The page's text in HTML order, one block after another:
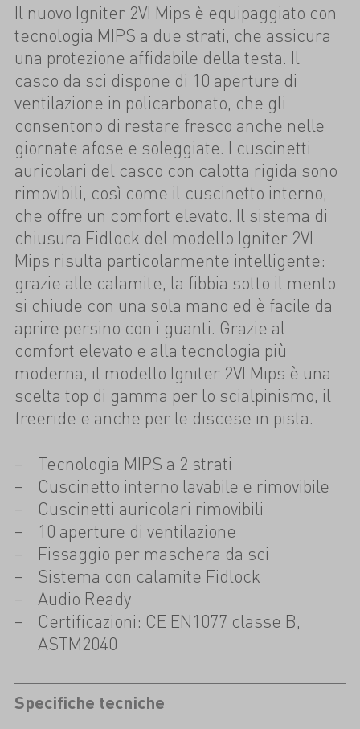
Il nuovo Igniter 2VI Mips è equipaggiato con
tecnologia MIPS a due strati, che assicura
una protezione affidabile della testa. Il
casco da sci dispone di 10 aperture di
ventilazione in policarbonato, che gli
consentono di restare fresco anche nelle
giornate afose e soleggiate. I cuscinetti
auricolari del casco con calotta rigida sono
rimovibili, così come il cuscinetto interno,
che offre un comfort elevato. Il sistema di
chiusura Fidlock del modello Igniter 2VI
Mips risulta particolarmente intelligente:
grazie alle calamite, la fibbia sotto il mento
si chiude con una sola mano ed è facile da
aprire persino con i guanti. Grazie al
comfort elevato e alla tecnologia più
moderna, il modello Igniter 2VI Mips è una
scelta top di gamma per lo scialpinismo, il
freeride e anche per le discese in pista.
Tecnologia MIPS a 2 strati
Cuscinetto interno lavabile e rimovibile
Cuscinetti auricolari rimovibili
10 aperture di ventilazione
Fissaggio per maschera da sci
Sistema con calamite Fidlock
Audio Ready
Certificazioni: CE EN1077 classe B,
ASTM2040
Specifiche tecniche